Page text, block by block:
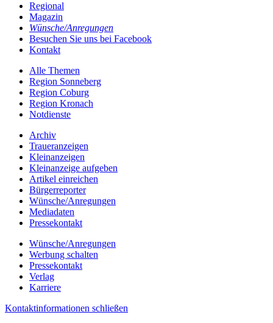
Regional
Magazin
Wünsche/Anregungen
Besuchen Sie uns bei Facebook
Kontakt
Alle Themen
Region Sonneberg
Region Coburg
Region Kronach
Notdienste
Archiv
Traueranzeigen
Kleinanzeigen
Kleinanzeige aufgeben
Artikel einreichen
Bürgerreporter
Wünsche/Anregungen
Mediadaten
Pressekontakt
Wünsche/Anregungen
Werbung schalten
Pressekontakt
Verlag
Karriere
Kontaktinformationen schließen